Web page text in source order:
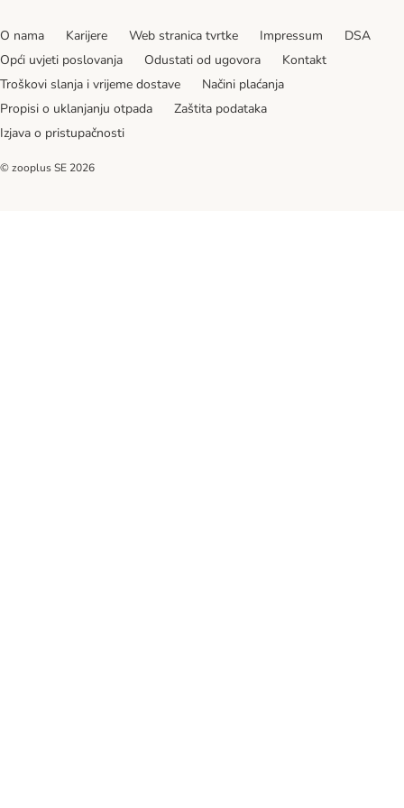
O nama Karijere Web stranica tvrtke Impressum
DSA
Opći uvjeti poslovanja
Odustati od ugovora
Kontakt
Troškovi slanja i vrijeme dostave
Načini plaćanja
Propisi o uklanjanju otpada
Zaštita podataka
Izjava o pristupačnosti
© zooplus SE 2026